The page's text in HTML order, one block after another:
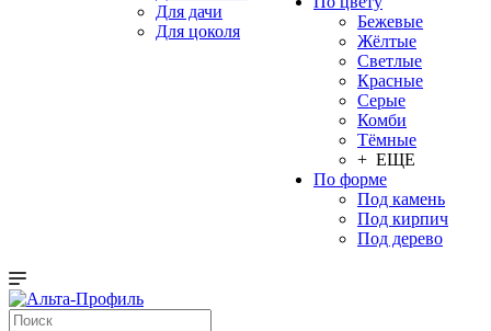
Для дачи
Для цоколя
Бежевые
Жёлтые
Светлые
Красные
Серые
Комби
Тёмные
+ ЕЩЕ
По форме
Под камень
Под кирпич
Под дерево